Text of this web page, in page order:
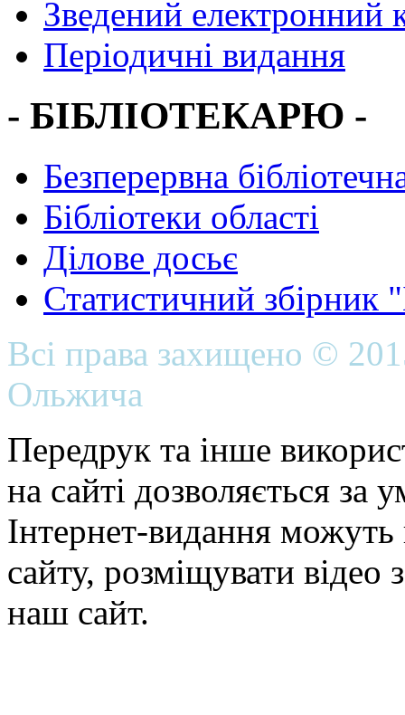
Зведений електронний
Періодичні видання
- БІБЛІОТЕКАРЮ -
Безперервна
Бібліотеки області
Ділове досьє
Статистичний
Всі права захищено ©
Ольжича
Передрук та інше
на сайті дозволяється
Інтернет-видання можуть
сайту, розміщувати відео
наш сайт.